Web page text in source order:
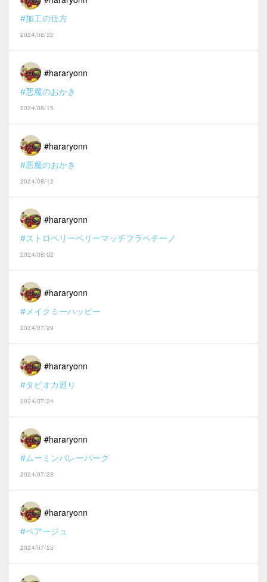
#加工の仕方
2024/08/22
#hararyonn
#悪魔のおかき
2024/08/15
#hararyonn
#悪魔のおかき
2024/08/12
#hararyonn
#ストロベリーベリーマッチフラペチーノ
2024/08/02
#hararyonn
#メイクミーハッピー
2024/07/29
#hararyonn
#タピオカ巡り
2024/07/24
#hararyonn
#ムーミンバレーパーク
2024/07/23
#hararyonn
#ベアージュ
2024/07/23